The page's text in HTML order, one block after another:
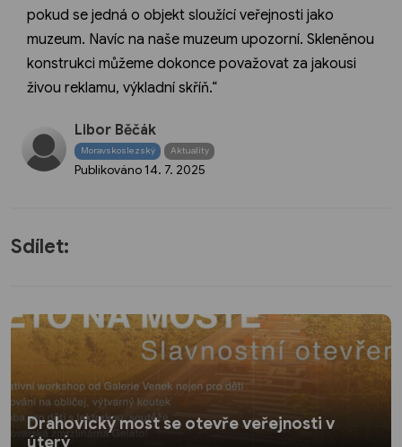
pokud se jedná o objekt sloužící veřejnosti jako
muzeum. Navíc na naše muzeum upozorní. Skleněnou
konstrukci můžeme dokonce považovat za jakousi
živou reklamu, výkladní skříň.“
Libor Běčák
Moravskoslezský Aktuality
Publikováno 14. 7. 2025
Sdílet:
Drahovický most se otevře veřejnosti v
úterý